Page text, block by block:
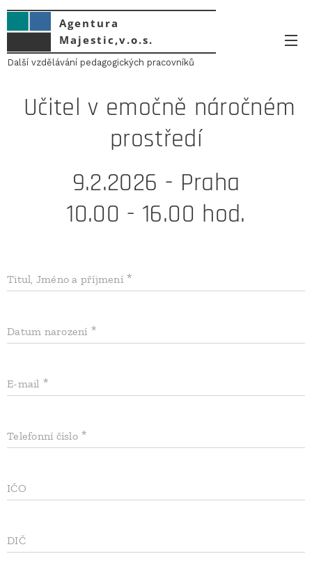
Agentura
Majestic,v.o.s.
Další vzdělávání pedagogických pracovníků
Učitel v emočně náročném
prostředí
9.2.2026 - Praha
10.00 - 16.00 hod.
Titul, Jméno a příjmení
Datum narození
E-mail
Telefonní číslo
IČO
DIČ